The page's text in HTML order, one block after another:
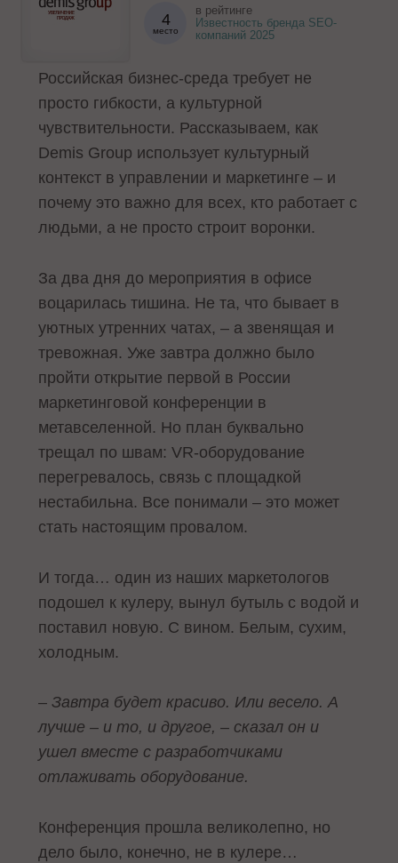
4
место
в рейтинге
Известность бренда SEO-
компаний 2025
Российская бизнес-среда требует не
просто гибкости, а культурной
чувствительности. Рассказываем, как
Demis Group использует культурный
контекст в управлении и маркетинге – и
почему это важно для всех, кто работает с
людьми, а не просто строит воронки.
За два дня до мероприятия в офисе
воцарилась тишина. Не та, что бывает в
уютных утренних чатах, – а звенящая и
тревожная. Уже завтра должно было
пройти открытие первой в России
маркетинговой конференции в
метавселенной. Но план буквально
трещал по швам: VR-оборудование
перегревалось, связь с площадкой
нестабильна. Все понимали – это может
стать настоящим провалом.
И тогда… один из наших маркетологов
подошел к кулеру, вынул бутыль с водой и
поставил новую. С вином. Белым, сухим,
холодным.
– Завтра будет красиво. Или весело. А
лучше – и то, и другое, – сказал он и
ушел вместе с разработчиками
отлаживать оборудование.
Конференция прошла великолепно, но
дело было, конечно, не в кулере…